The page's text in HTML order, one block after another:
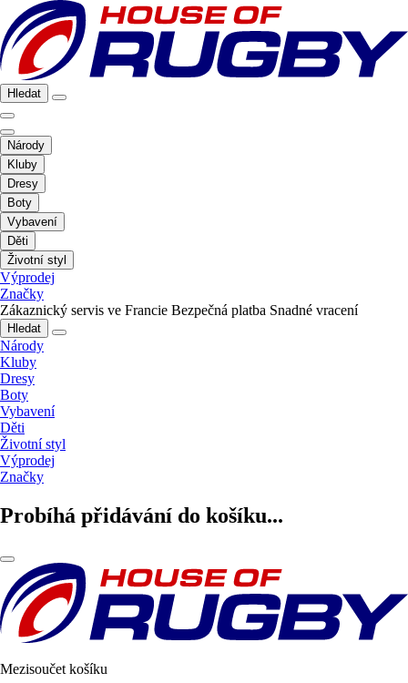
Hledat
Národy
Kluby
Dresy
Boty
Vybavení
Děti
Životní styl
Výprodej
Značky
Zákaznický servis ve Francie Bezpečná platba Snadné vracení
Hledat
Národy
Kluby
Dresy
Boty
Vybavení
Děti
Životní styl
Výprodej
Značky
Probíhá přidávání do košíku...
Mezisoučet košíku